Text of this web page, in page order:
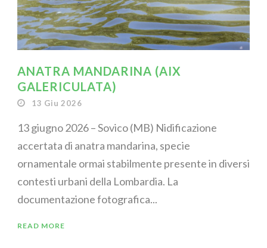
ANATRA MANDARINA (AIX
GALERICULATA)
13 Giu 2026
13 giugno 2026 – Sovico (MB) Nidificazione
accertata di anatra mandarina, specie
ornamentale ormai stabilmente presente in diversi
contesti urbani della Lombardia. La
documentazione fotografica...
READ MORE